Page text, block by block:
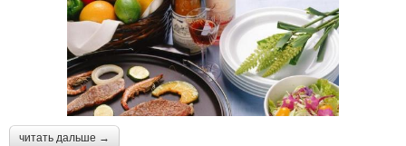
читать дальше →